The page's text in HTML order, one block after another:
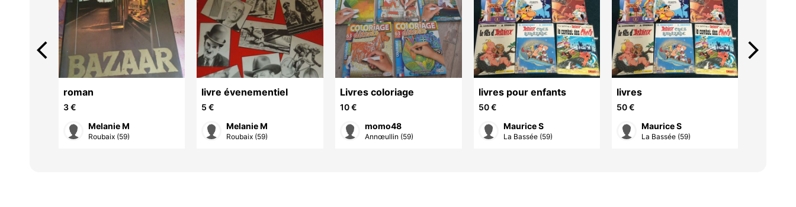
roman
3 €
Melanie M
Roubaix (59)
livre évenementiel
5 €
Melanie M
Roubaix (59)
Livres coloriage
10 €
momo48
Annœullin (59)
livres pour enfants
50 €
Maurice S
La Bassée (59)
livres
50 €
Maurice S
La Bassée (59)
arrow_back_ios arrow_forward_ios